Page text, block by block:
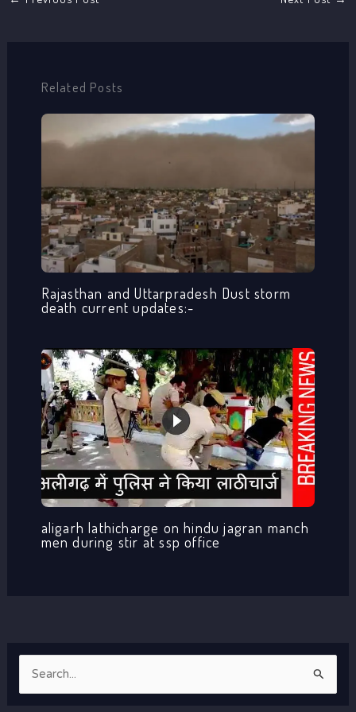
Related Posts
Rajasthan and Uttarpradesh Dust storm
death current updates:-
aligarh lathicharge on hindu jagran manch
men during stir at ssp office